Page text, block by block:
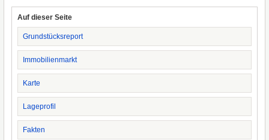
Auf dieser Seite
Grundstücksreport
Immobilienmarkt
Karte
Lageprofil
Fakten